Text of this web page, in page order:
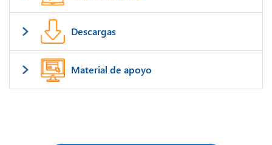
Descargas
Material de apoyo